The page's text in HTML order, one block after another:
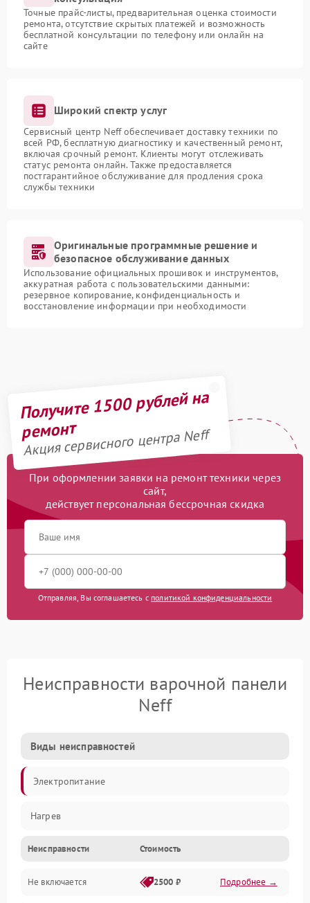
Точные прайс-листы, предварительная оценка стоимости
ремонта, отсутствие скрытых платежей и возможность
бесплатной консультации по телефону или онлайн на
сайте
Широкий спектр услуг
Сервисный центр Neff обеспечивает доставку техники по
всей РФ, бесплатную диагностику и качественный ремонт,
включая срочный ремонт. Клиенты могут отслеживать
статус ремонта онлайн. Также предоставляется
постгарантийное обслуживание для продления срока
службы техники
Оригинальные программные решение и
безопасное обслуживание данных
Использование официальных прошивок и инструментов,
аккуратная работа с пользовательскими данными:
резервное копирование, конфиденциальность и
восстановление информации при необходимости
Получите 1500 рублей на
ремонт
Акция сервисного центра Neff
При оформлении заявки на ремонт техники через
сайт,
действует персональная бессрочная скидка
Отправляя, Вы соглашаетесь с политикой конфиденциальности
Неисправности варочной панели
Neff
Виды неисправностей
Электропитание
Нагрев
Неисправности Стоимость
Не включается 2500 ₽ Подробнее →